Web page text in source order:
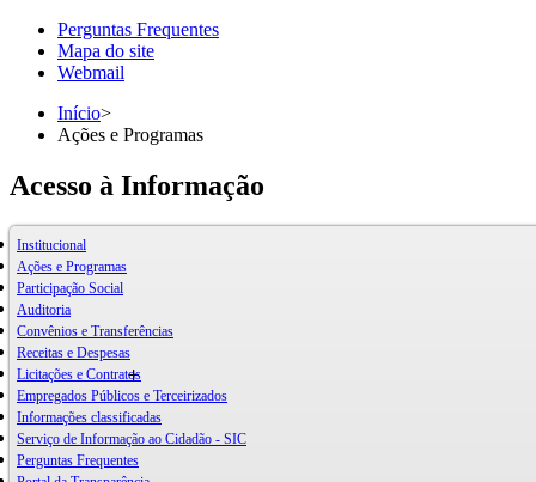
Perguntas Frequentes
Mapa do site
Webmail
Início>
Ações e Programas
Acesso à Informação
Institucional
Ações e Programas
Participação Social
Auditoria
Convênios e Transferências
Receitas e Despesas
Licitações e Contratos
Empregados Públicos e Terceirizados
Informações classificadas
Serviço de Informação ao Cidadão - SIC
Perguntas Frequentes